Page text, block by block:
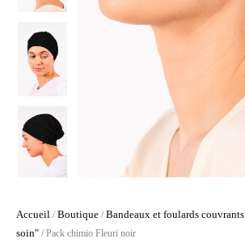
Accueil / Boutique / Bandeaux et foulards couvrants
soin" / Pack chimio Fleuri noir